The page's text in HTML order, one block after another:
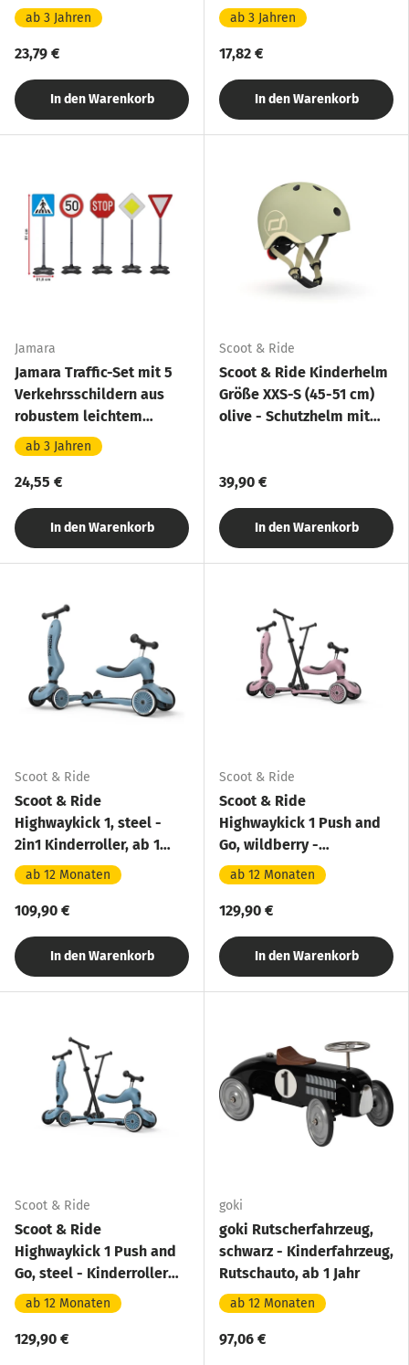
für Fahrzeuge Outdoor
Garten Spiel-
Verkehrszeichen
ab 3 Jahren
23,79 €
In den Warenkorb
Kinder
ab 3 Jahren
17,82 €
In den Warenkorb
Jamara
Jamara Traffic-Set mit 5
Verkehrsschildern aus
robustem leichtem
Kunststoff
ab 3 Jahren
24,55 €
In den Warenkorb
Scoot & Ride
Scoot & Ride Kinderhelm
Größe XXS-S (45-51 cm)
olive - Schutzhelm mit
39,90 €
In den Warenkorb
Scoot & Ride
Scoot & Ride
Highwaykick 1, steel -
2in1 Kinderroller, ab 1
Jahr
ab 12 Monaten
109,90 €
In den Warenkorb
Scoot & Ride
Scoot & Ride
Highwaykick 1 Push and
Go, wildberry -
Kinderroller mit
Schiebestange
ab 12 Monaten
129,90 €
In den Warenkorb
Scoot & Ride
Scoot & Ride
Highwaykick 1 Push and
Go, steel - Kinderroller
mit Schiebestange
ab 12 Monaten
129,90 €
goki
goki Rutscherfahrzeug,
schwarz - Kinderfahrzeug,
Rutschauto, ab 1 Jahr
ab 12 Monaten
97,06 €